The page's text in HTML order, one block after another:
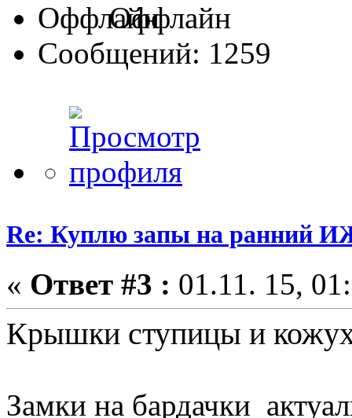
Оффлайн
Сообщений: 1259
Re: Куплю запы на ранний
« Ответ #3 : 01.11. 15,
Крышки ступицы и
Замки на бардачки